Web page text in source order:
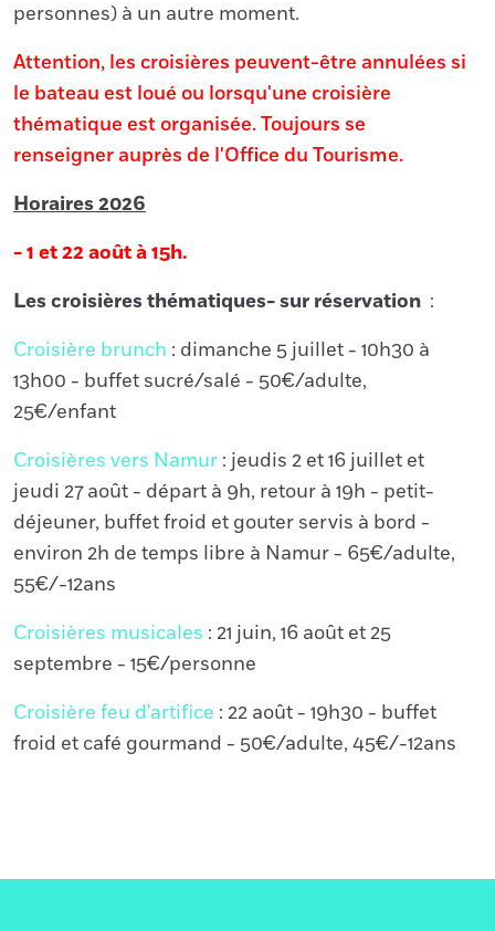
personnes) à un autre moment.
Attention, les croisières peuvent-être annulées si
le bateau est loué ou lorsqu'une croisière
thématique est organisée. Toujours se
renseigner auprès de l'Office du Tourisme.
Horaires 2026
- 1 et 22 août à 15h.
Les croisières thématiques- sur réservation :
Croisière brunch : dimanche 5 juillet - 10h30 à
13h00 - buffet sucré/salé - 50€/adulte,
25€/enfant
Croisières vers Namur : jeudis 2 et 16 juillet et
jeudi 27 août - départ à 9h, retour à 19h - petit-
déjeuner, buffet froid et gouter servis à bord -
environ 2h de temps libre à Namur - 65€/adulte,
55€/-12ans
Croisières musicales : 21 juin, 16 août et 25
septembre - 15€/personne
Croisière feu d'artifice : 22 août - 19h30 - buffet
froid et café gourmand - 50€/adulte, 45€/-12ans